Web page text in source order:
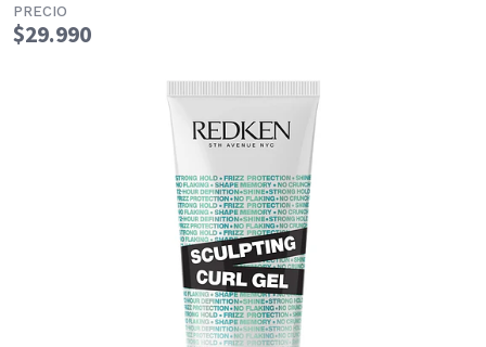
PRECIO
$29.990